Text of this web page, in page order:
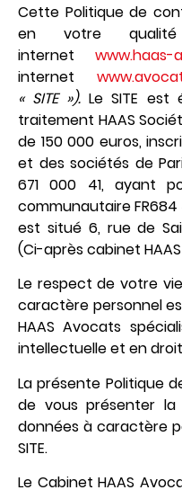
Cette Politique de
en votre
internet
www.haas-
internet
« SITE »).Le SITE
traitement HAAS
de 150 000 euros,
et des sociétés de
671 000 41, ayant
communautaire FR684
est situé 6, rue de
(Ci-après cabinet
Le respect de votre
caractère personnel
HAAS Avocats
intellectuelle et en
La présente Politique
de vous présenter
données à caractère
SITE.
Le Cabinet HAAS